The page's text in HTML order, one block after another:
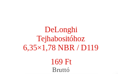
DeLonghi
Tejhabositóhoz
6,35×1,78 NBR / D119
169 Ft
Bruttó